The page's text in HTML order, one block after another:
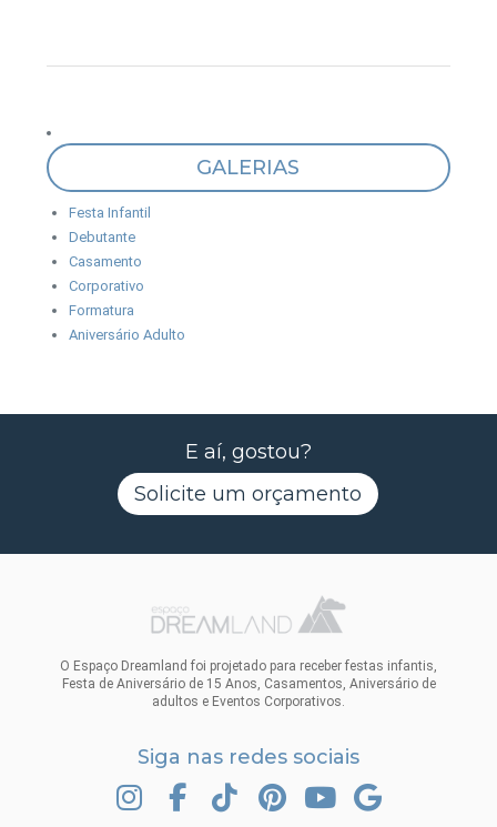
GALERIAS
Festa Infantil
Debutante
Casamento
Corporativo
Formatura
Aniversário Adulto
E aí, gostou?
Solicite um orçamento
O Espaço Dreamland foi projetado para receber festas infantis,
Festa de Aniversário de 15 Anos, Casamentos, Aniversário de
adultos e Eventos Corporativos.
Siga nas redes sociais
INSTAGRAMFACEBOOKTIK TOK PINTERESTYOUTUBE